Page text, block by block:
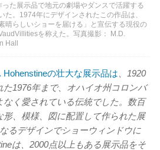
た展示品で地元の劇場やダンスで活躍する
た。1974年にデザインされたこの作品は、
晴らしいショーを届ける」と宣伝する現役の
を称えた。写真撮影： M.D.
Hall
Hohenstineの壮大な展示品は 、1920
1976年まで、オハイオ州コロンバ
なく愛されている伝統でした。数百
形、模様、図に配置して作られた展
るデザインでショーウィンドウに
は、2000点以上もある展示品をそ